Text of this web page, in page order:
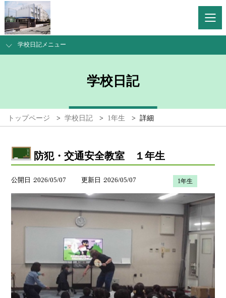
学校日記メニュー
学校日記
トップページ > 学校日記 > 1年生 > 詳細
防犯・交通安全教室 １年生
公開日 2026/05/07 更新日 2026/05/07 1年生